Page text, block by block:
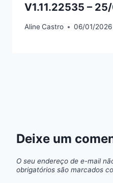
V1.11.22535 –
AlineCastro 06/01/2026
Deixe um
O seu endereço de e-mail
obrigatórios são marcados